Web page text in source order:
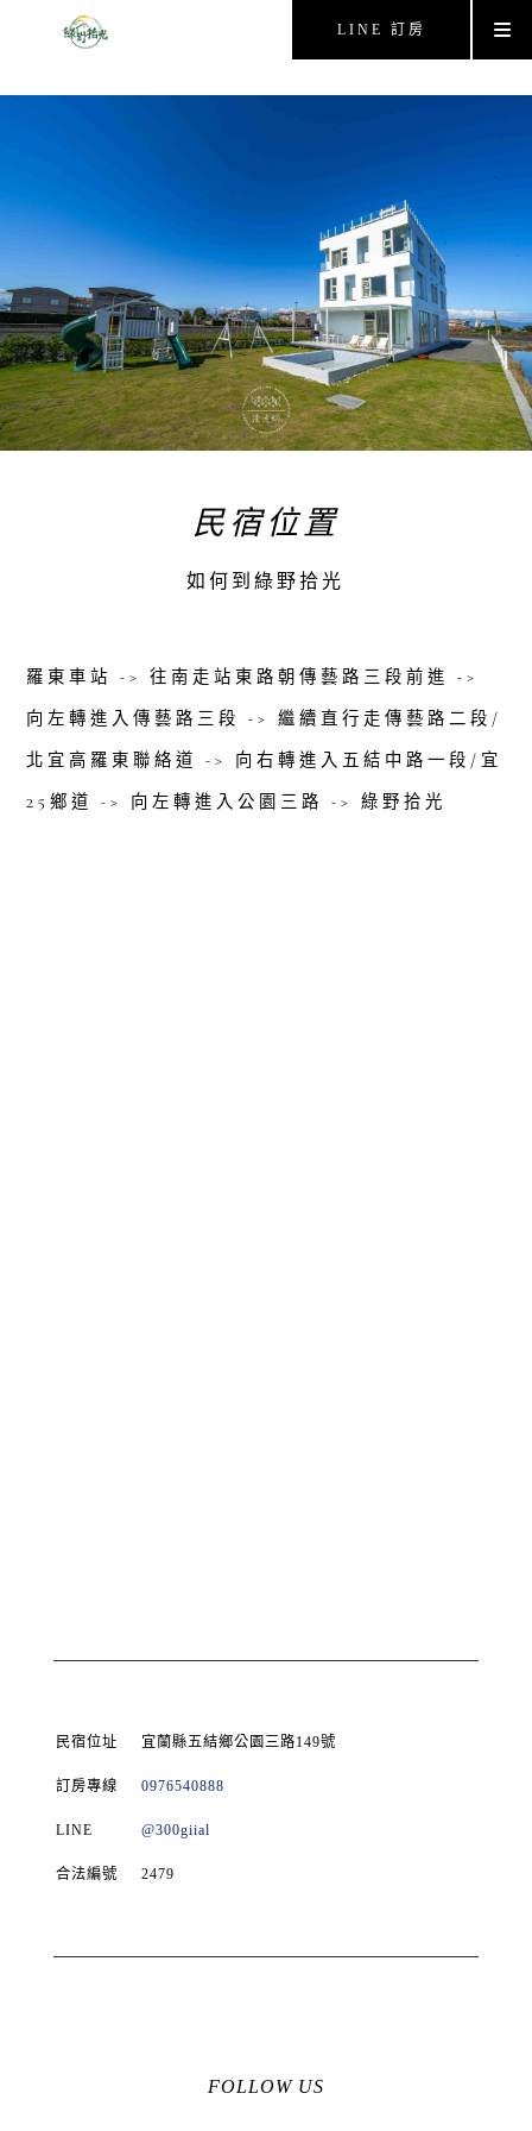
LINE 訂房
民宿位置
如何到綠野拾光
羅東車站 -> 往南走站東路朝傳藝路三段前進 ->
向左轉進入傳藝路三段 -> 繼續直行走傳藝路二段/
北宜高羅東聯絡道 -> 向右轉進入五結中路一段/宜
25鄉道 -> 向左轉進入公園三路 -> 綠野拾光
民宿位址 宜蘭縣五結鄉公園三路149號
訂房專線 0976540888
LINE @300giial
合法編號 2479
FOLLOW US